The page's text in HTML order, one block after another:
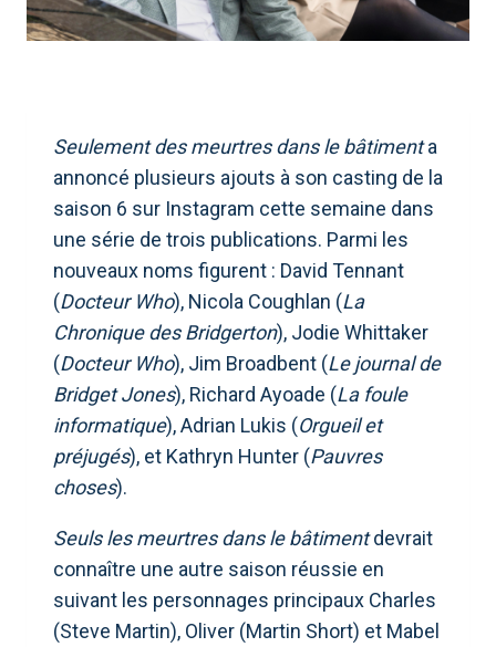
Seulement des meurtres dans le bâtimenta
annoncé plusieurs ajouts à son casting de la
saison 6 sur Instagram cette semaine dans
une série de trois publications. Parmi les
nouveaux noms figurent : David Tennant
(Docteur Who), Nicola Coughlan (La
Chronique des Bridgerton), Jodie Whittaker
(Docteur Who), Jim Broadbent (Le journal de
Bridget Jones), Richard Ayoade (La foule
informatique), Adrian Lukis (Orgueil et
préjugés), et Kathryn Hunter (Pauvres
choses).
Seuls les meurtres dans le bâtimentdevrait
connaître une autre saison réussie en
suivant les personnages principaux Charles
(Steve Martin), Oliver (Martin Short) et Mabel